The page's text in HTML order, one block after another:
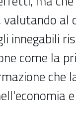
valutando al
innegabili
come la
che